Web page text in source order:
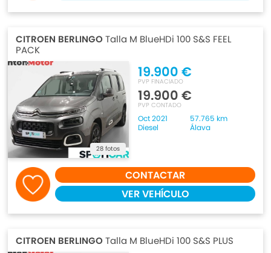
CITROEN BERLINGOTalla M BlueHDi 100 S&S FEEL
PACK
28 fotos
19.900 €
PVP FINACIADO
19.900 €
PVP CONTADO
Oct 2021
57.765 km
Diesel
Álava
CONTACTAR
VER VEHÍCULO
CITROEN BERLINGOTalla M BlueHDi 100 S&S PLUS